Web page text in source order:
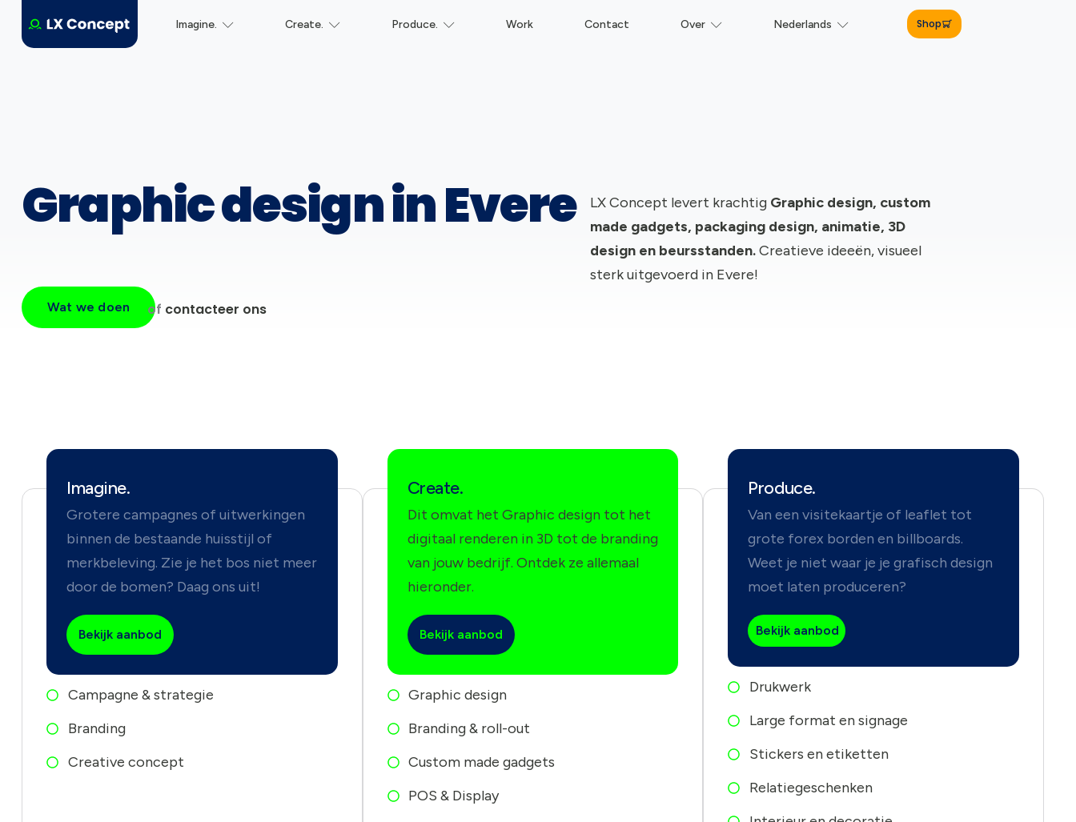
Shop
Imagine. Create. Produce. Work Contact Over Nederlands
Graphic design in Evere LX Concept levert krachtig Graphic design, custom
made gadgets, packaging design, animatie, 3D
design en beursstanden.Creatieve ideeën, visueel
sterk uitgevoerd in Evere!
Wat we doen of contacteer ons
Imagine.
Grotere campagnes of uitwerkingen
binnen de bestaande huisstijl of
merkbeleving. Zie je het bos niet meer
door de bomen? Daag ons uit!
Bekijk aanbod
Campagne & strategie
Branding
Creative concept
Create.
Dit omvat het Graphic design tot het
digitaal renderen in 3D tot de branding
van jouw bedrijf. Ontdek ze allemaal
hieronder.
Bekijk aanbod
Graphic design
Branding & roll-out
Custom made gadgets
POS & Display
Produce.
Van een visitekaartje of leaflet tot
grote forex borden en billboards.
Weet je niet waar je je grafisch design
moet laten produceren?
Bekijk aanbod
Drukwerk
Large format en signage
Stickers en etiketten
Relatiegeschenken